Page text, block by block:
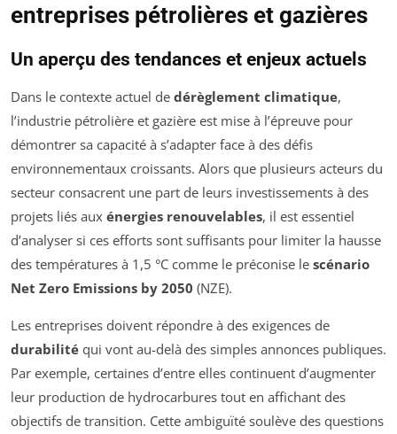
entreprises pétrolières et gazières
Un aperçu des tendances et enjeux actuels
Dans le contexte actuel de dérèglement climatique,
l’industrie pétrolière et gazière est mise à l’épreuve pour
démontrer sa capacité à s’adapter face à des défis
environnementaux croissants. Alors que plusieurs acteurs du
secteur consacrent une part de leurs investissements à des
projets liés aux énergies renouvelables, il est essentiel
d’analyser si ces efforts sont suffisants pour limiter la hausse
des températures à 1,5 °C comme le préconise le scénario
Net Zero Emissions by 2050 (NZE).
Les entreprises doivent répondre à des exigences de
durabilité qui vont au-delà des simples annonces publiques.
Par exemple, certaines d’entre elles continuent d’augmenter
leur production de hydrocarbures tout en affichant des
objectifs de transition. Cette ambiguïté soulève des questions